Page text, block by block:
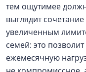
тем ощутимее
выглядит
увеличенным
семей: это
ежемесячную